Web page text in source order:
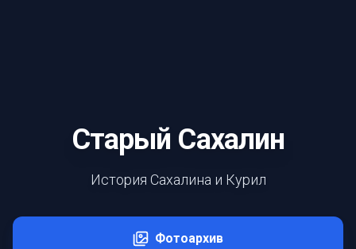
Старый Сахалин
История Сахалина и Курил
Фотоархив